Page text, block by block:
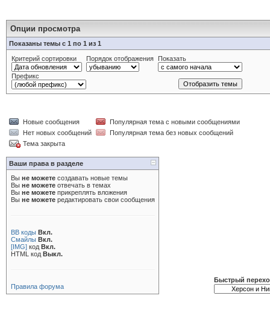
Опции просмотра
Показаны темы с 1 по 1 из 1
Критерий сортировки Порядок отображения Показать
Префикс
Новые сообщения
Популярная тема с новыми сообщениями
Нет новых сообщений
Популярная тема без новых сообщений
Тема закрыта
Ваши права в разделе
Вы не можете создавать новые темы
Вы не можете отвечать в темах
Вы не можете прикреплять вложения
Вы не можете редактировать свои сообщения
BB коды Вкл.
Смайлы Вкл.
[IMG] код Вкл.
HTML код Выкл.
Правила форума
Быстрый